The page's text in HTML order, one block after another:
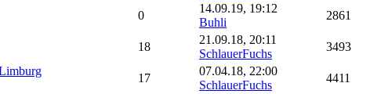
0
14.09.19, 19:12
Buhli
2861
18
21.09.18, 20:11
SchlauerFuchs
3493
17
07.04.18, 22:00
SchlauerFuchs
4411